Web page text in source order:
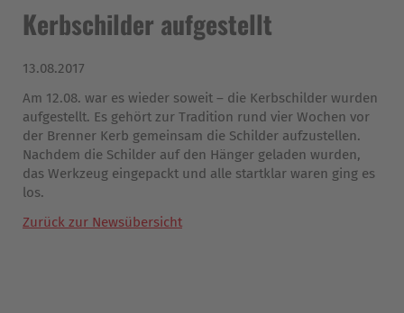
Kerbschilder aufgestellt
13.08.2017
Am 12.08. war es wieder soweit – die Kerbschilder wurden
aufgestellt. Es gehört zur Tradition rund vier Wochen vor
der Brenner Kerb gemeinsam die Schilder aufzustellen.
Nachdem die Schilder auf den Hänger geladen wurden,
das Werkzeug eingepackt und alle startklar waren ging es
los.
Zurück zur Newsübersicht